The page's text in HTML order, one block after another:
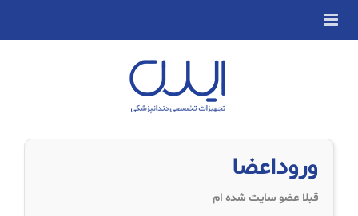
وروداعضا
قبلا عضو سایت شده ام